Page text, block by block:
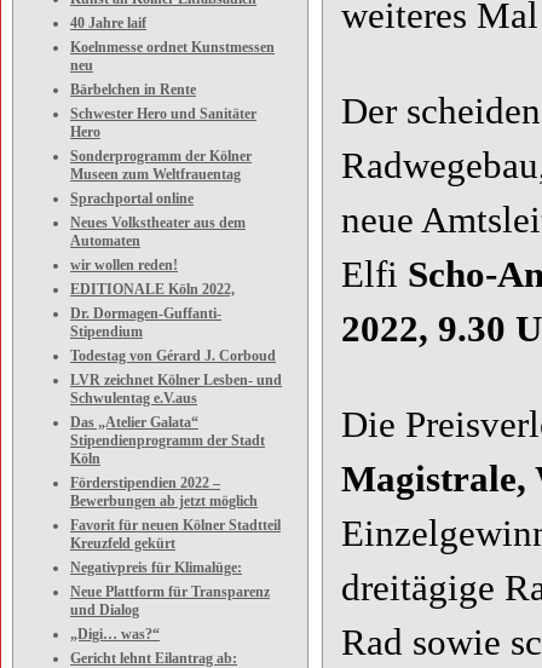
40 Jahre laif
Koelnmesse ordnet Kunstmessen
neu
Bärbelchen in Rente
Schwester Hero und Sanitäter
Hero
Sonderprogramm der Kölner
Museen zum Weltfrauentag
Sprachportal online
Neues Volkstheater aus dem
Automaten
wir wollen reden!
EDITIONALE Köln 2022,
Dr. Dormagen-Guffanti-
Stipendium
Todestag von Gérard J. Corboud
LVR zeichnet Kölner Lesben- und
Schwulentag e.V.aus
Das „Atelier Galata“
Stipendienprogramm der Stadt
Köln
Förderstipendien 2022 –
Bewerbungen ab jetzt möglich
Favorit für neuen Kölner Stadtteil
Kreuzfeld gekürt
Negativpreis für Klimalüge:
Neue Plattform für Transparenz
und Dialog
„Digi… was?“
Gericht lehnt Eilantrag ab:
weiteres
Der
neue
Elfi Scho-
2022, 9.30
Die
Magistrale,
dreitägige
Rad sowie